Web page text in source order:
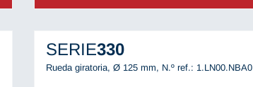
SERIE330
Rueda giratoria, Ø 125 mm, N.º ref.: 1.LN00.NBA0